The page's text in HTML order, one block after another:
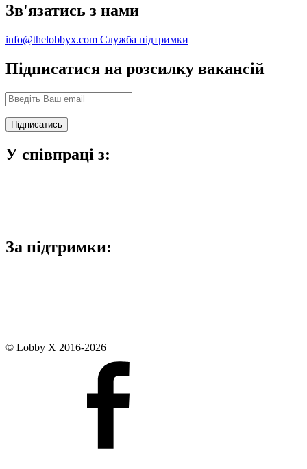
Зв'язатись з нами
info@thelobbyx.com Служба підтримки
Підписатися на розсилку вакансій
У співпраці з:
За підтримки:
© Lobby X 2016-2026